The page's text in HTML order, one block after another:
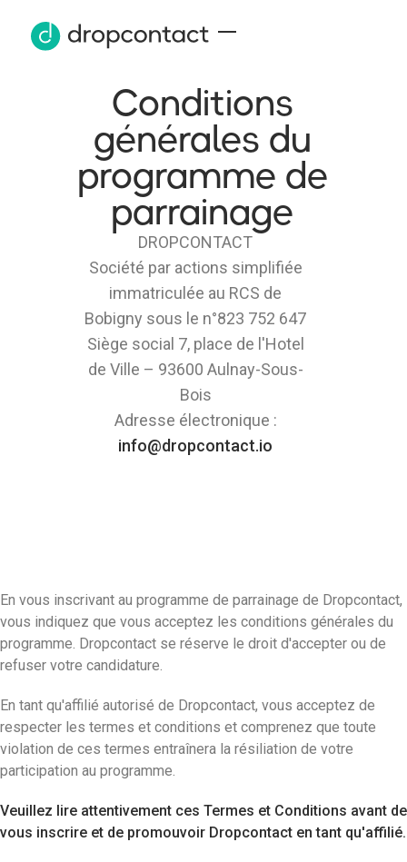
Conditions
générales du
programme de
parrainage
DROPCONTACT
Société par actions simplifiée
immatriculée au RCS de
Bobigny sous le n°823 752 647
Siège social 7, place de l'Hotel
de Ville – 93600 Aulnay-Sous-
Bois
Adresse électronique :
info@dropcontact.io
En vous inscrivant au programme de parrainage de Dropcontact,
vous indiquez que vous acceptez les conditions générales du
programme. Dropcontact se réserve le droit d'accepter ou de
refuser votre candidature.
En tant qu'affilié autorisé de Dropcontact, vous acceptez de
respecter les termes et conditions et comprenez que toute
violation de ces termes entraînera la résiliation de votre
participation au programme.
Veuillez lire attentivement ces Termes et Conditions avant de
vous inscrire et de promouvoir Dropcontact en tant qu'affilié.